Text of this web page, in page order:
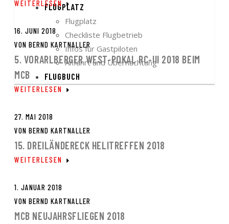
FLUGPLATZ
Flugplatz
Checkliste Flugbetrieb
Infos für Gastpiloten
Anfahrt und Übernachtung
FLUGBUCH
WEITERLESEN
16. JUNI 2018
VON BERND KARTNALLER
5. VORARLBERGER WEST-POKAL RC-III 2018 BEIM
MCB
WEITERLESEN
27. MAI 2018
VON BERND KARTNALLER
15. DREILÄNDERECK HELITREFFEN 2018
WEITERLESEN
1. JANUAR 2018
VON BERND KARTNALLER
MCB NEUJAHRSFLIEGEN 2018